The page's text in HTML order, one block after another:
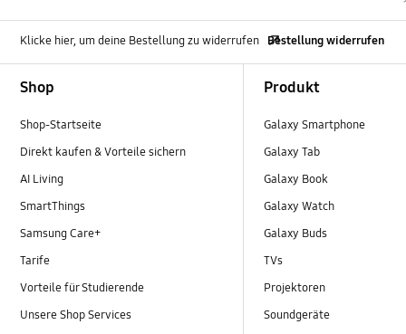
Klicke hier, um deine Bestellung zu widerrufen Bestellung widerrufen
Shop
Shop-Startseite
Direkt kaufen & Vorteile sichern
AI Living
SmartThings
Samsung Care+
Tarife
Vorteile für Studierende
Unsere Shop Services
Produkt
Galaxy Smartphone
Galaxy Tab
Galaxy Book
Galaxy Watch
Galaxy Buds
TVs
Projektoren
Soundgeräte